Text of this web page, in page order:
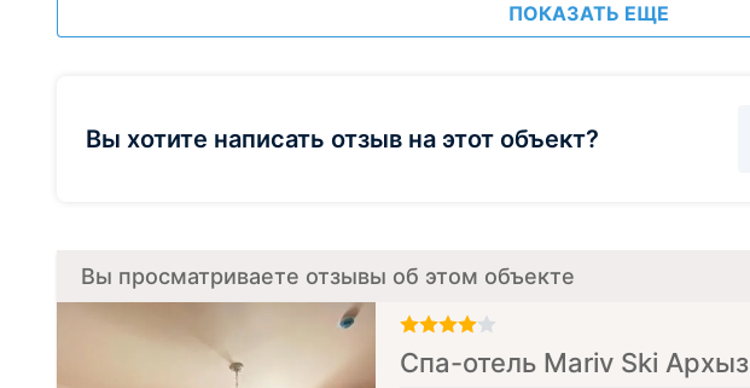
ПОКАЗАТЬ ЕЩЕ
Вы хотите написать отзыв на этот объект?
Вы просматриваете отзывы об этом объекте
Спа-отель Mariv Ski Архыз